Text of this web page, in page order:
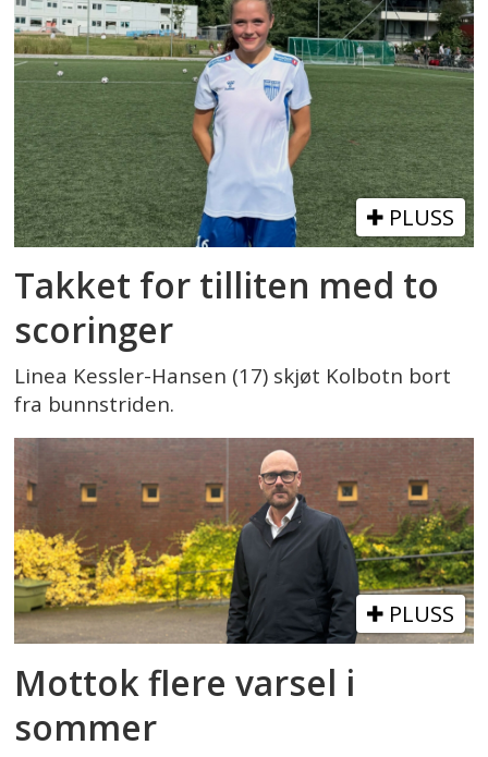
PLUSS
Takket for tilliten med to
scoringer
Linea Kessler-Hansen (17) skjøt Kolbotn bort
fra bunnstriden.
PLUSS
Mottok flere varsel i
sommer